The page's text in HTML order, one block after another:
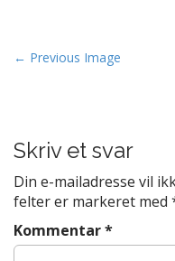
tP
n
a
v
i
g
← Previous Image
Skriv et svar
Din e-mailadresse vil
felter er markeret med
Kommentar*